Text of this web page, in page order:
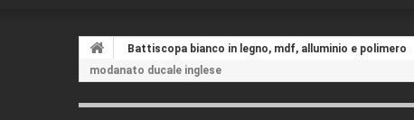
Battiscopa bianco in legno, mdf, alluminio e polimero
modanato ducale inglese